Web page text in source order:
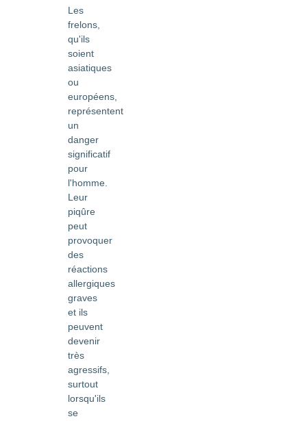
Les
frelons,
qu'ils
soient
asiatiques
ou
européens,
représentent
un
danger
significatif
pour
l'homme.
Leur
piqûre
peut
provoquer
des
réactions
allergiques
graves
et ils
peuvent
devenir
très
agressifs,
surtout
lorsqu'ils
se